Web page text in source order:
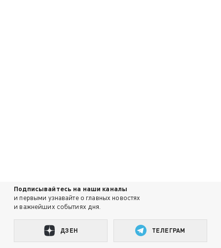
Подписывайтесь на наши каналы
и первыми узнавайте о главных новостях
и важнейших событиях дня.
ДЗЕН ТЕЛЕГРАМ